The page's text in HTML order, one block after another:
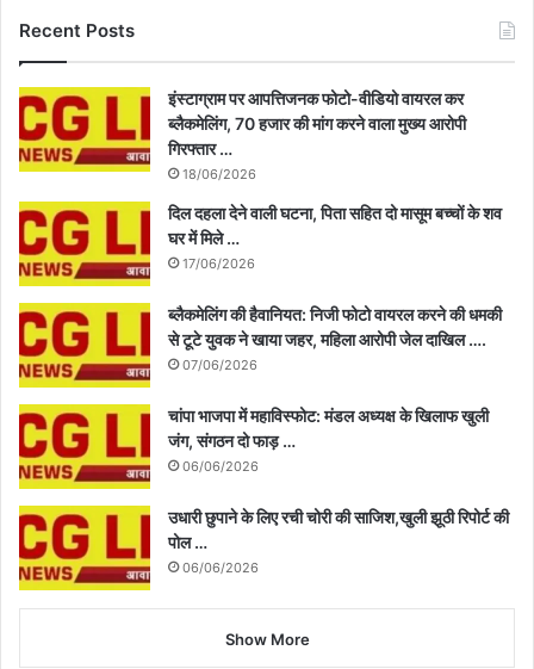
Recent Posts
इंस्टाग्राम पर आपत्तिजनक फोटो-वीडियो वायरल कर
ब्लैकमेलिंग, 70 हजार की मांग करने वाला मुख्य आरोपी
गिरफ्तार …
18/06/2026
दिल दहला देने वाली घटना, पिता सहित दो मासूम बच्चों के शव
घर में मिले …
17/06/2026
ब्लैकमेलिंग की हैवानियत: निजी फोटो वायरल करने की धमकी
से टूटे युवक ने खाया जहर, महिला आरोपी जेल दाखिल ….
07/06/2026
चांपा भाजपा में महाविस्फोट: मंडल अध्यक्ष के खिलाफ खुली
जंग, संगठन दो फाड़ …
06/06/2026
उधारी छुपाने के लिए रची चोरी की साजिश,खुली झूठी रिपोर्ट की
पोल …
06/06/2026
Show More